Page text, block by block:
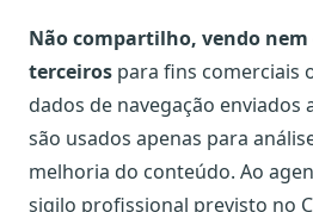
Não compartilho, vendo nem
terceiros para fins comerciais
dados de navegação enviados
são usados apenas para
melhoria do conteúdo. Ao
sigilo profissional previsto no